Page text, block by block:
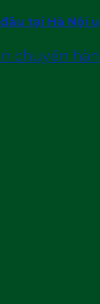
tại Hà Nội
chuyển